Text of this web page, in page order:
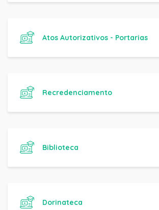
Atos Autorizativos - Portarias
Recredenciamento
Biblioteca
Dorinateca